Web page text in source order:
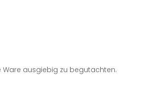
Ware ausgiebig zu begutachten.